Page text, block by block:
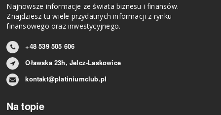
Najnowsze informacje ze świata biznesu i finansów.
Znajdziesz tu wiele przydatnych informacji z rynku
finansowego oraz inwestycyjnego.
+48 539 505 606
Oławska 23h, Jelcz-Laskowice
kontakt@platiniumclub.pl
Na topie